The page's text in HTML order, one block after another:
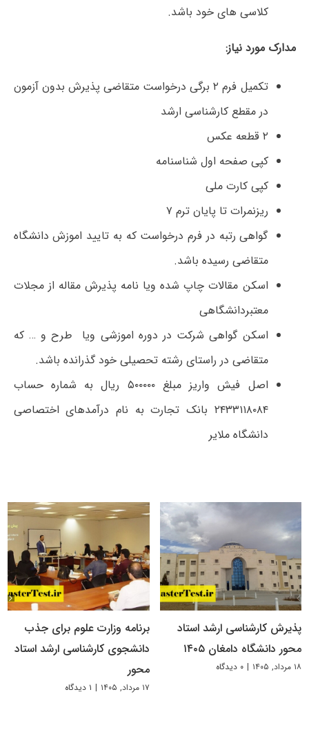
کلاسی های خود باشد.
مدارک مورد نیاز:
تکمیل فرم ۲ برگی درخواست متقاضی پذیرش بدون آزمون
در مقطع کارشناسی ارشد
۲ قطعه عکس
کپی صفحه اول شناسنامه
کپی کارت ملی
ریزنمرات تا پایان ترم ۷
گواهی رتبه در فرم درخواست که به تایید اموزش دانشگاه
متقاضی رسیده باشد.
اسکن مقالات چاپ شده ویا نامه پذیرش مقاله از مجلات
معتبردانشگاهی
اسکن گواهی شرکت در دوره اموزشی ویا طرح و … که
متقاضی در راستای رشته تحصیلی خود گذرانده باشد.
اصل فیش واریز مبلغ ۵۰۰۰۰۰ ریال به شماره حساب
۲۴۳۳۱۱۸۰۸۴ بانک تجارت به نام درآمدهای اختصاصی
دانشگاه ملایر
پذیرش کارشناسی ارشد استاد
محور دانشگاه دامغان ۱۴۰۵
۱۸ مرداد, ۱۴۰۵ | ۰ دیدگاه
برنامه وزارت علوم برای جذب
دانشجوی کارشناسی ارشد استاد
محور
۱۷ مرداد, ۱۴۰۵ | ۱ دیدگاه